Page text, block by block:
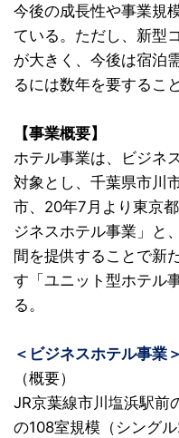
今後の成長性や事業規
ている。ただし、新型
が大きく、今後は宿泊
るには数年を要するこ
【事業概要】
ホテル事業は、ビジネ
対象とし、千葉県市川
市、20年7月より東京
ジネスホテル事業」と
間を提供することで新
す「ユニット型ホテル
る。
＜ビジネスホテル事業＞
（概要）
JR京葉線市川塩浜駅前
の108室規模（シング